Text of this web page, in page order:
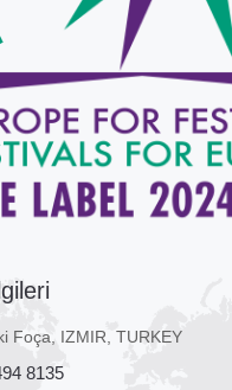
Foça, IZMIR, TURKEY
8135